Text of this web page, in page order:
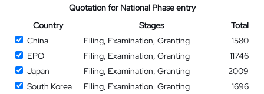
Quotation for National Phase entry
Country
Stages
Total
China
Filing, Examination, Granting
1580
EPO
Filing, Examination, Granting
11746
Japan
Filing, Examination, Granting
2009
South Korea
Filing, Examination, Granting
1696